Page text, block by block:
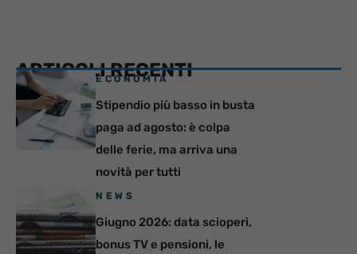
ARTICOLI RECENTI
ECONOMIA
Stipendio più basso in busta
paga ad agosto: è colpa
delle ferie, ma arriva una
novità per tutti
NEWS
Giugno 2026: data scioperi,
bonus TV e pensioni, le